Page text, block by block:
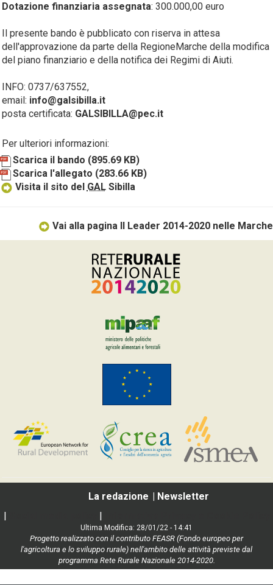
Dotazione finanziaria assegnata: 300.000,00 euro
Il presente bando è pubblicato con riserva in attesa
dell'approvazione da parte della RegioneMarche della modifica
del piano finanziario e della notifica dei Regimi di Aiuti.
INFO: 0737/637552,
email: info@galsibilla.it
posta certificata: GALSIBILLA@pec.it
Per ulteriori informazioni:
Scarica il bando (895.69 KB)
Scarica l'allegato (283.66 KB)
Visita il sito del GALSibilla
Vai alla pagina Il Leader 2014-2020 nelle Marche
La redazione
Newsletter
Ultima Modifica: 28/01/22 - 14:41
Progetto realizzato con il contributo FEASR (Fondo europeo per
l'agricoltura e lo sviluppo rurale) nell'ambito delle attività previste dal
programma Rete Rurale Nazionale 2014-2020.